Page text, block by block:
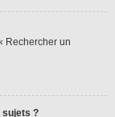
Rechercher un
sujets ?